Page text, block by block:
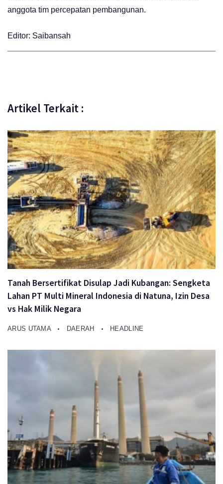
anggota tim percepatan pembangunan.
Editor: Saibansah
Artikel Terkait :
Tanah Bersertifikat Disulap Jadi Kubangan: Sengketa
Lahan PT Multi Mineral Indonesia di Natuna, Izin Desa
vs Hak Milik Negara
ARUS UTAMA DAERAH HEADLINE